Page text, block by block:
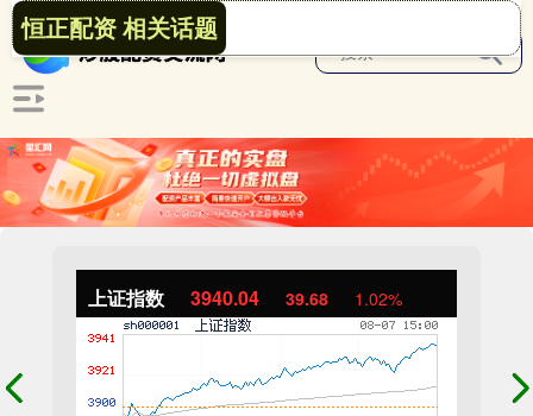
上证指数 3940.04 39.68 1.02%
恒正配资 相关话题